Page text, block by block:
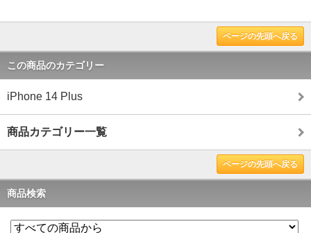
ページの先頭へ戻る
この商品のカテゴリー
iPhone 14 Plus
商品カテゴリー一覧
ページの先頭へ戻る
商品検索